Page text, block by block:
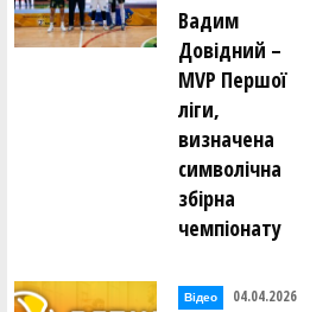
Вадим
Довідний –
MVP Першої
ліги,
визначена
символічна
збірна
чемпіонату
Відео 04.04.2026